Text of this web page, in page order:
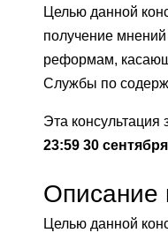
Целью данной
получение
реформам,
Службы по
Эта консультация
23:59 30 сентября
Описание
Целью данной